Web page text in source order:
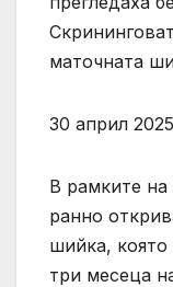
маточната
30 април 2025
В рамките на
ранно
шийка, която
три месеца